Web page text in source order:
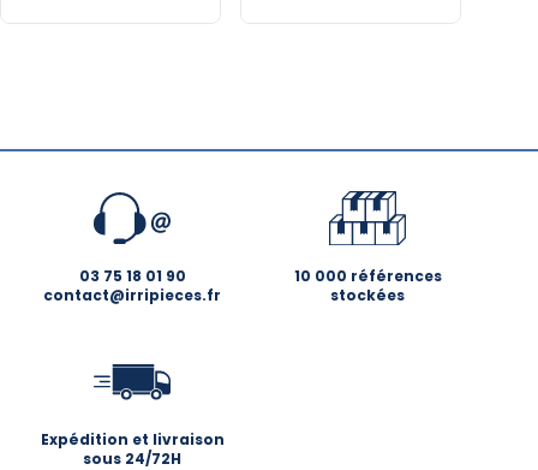
03 75 18 01 90
contact@irripieces.fr
10 000 références
stockées
Expédition et livraison
sous 24/72H